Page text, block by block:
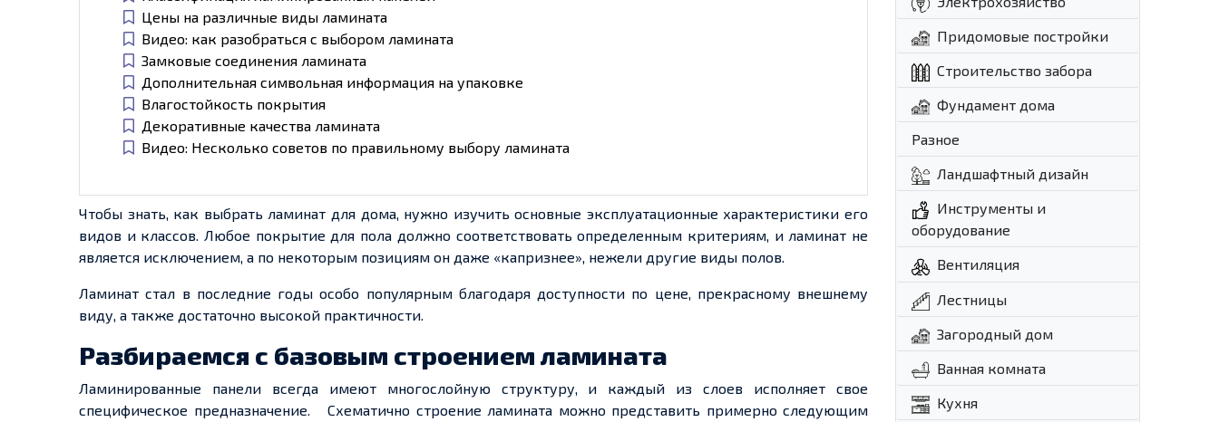
Цены на различные виды ламината
Видео: как разобраться с выбором ламината
Замковые соединения ламината
Дополнительная символьная информация на упаковке
Влагостойкость покрытия
Декоративные качества ламината
Видео: Несколько советов по правильному выбору ламината
Чтобы знать, как выбрать ламинат для дома, нужно изучить основные эксплуатационные характеристики его
видов и классов. Любое покрытие для пола должно соответствоватьопределенным критериям, и ламинат не
является исключением, а по некоторым позициям он даже «капризнее», нежели другие виды полов.
Ламинат стал в последние годы особо популярным благодаря доступности по цене, прекрасному внешнему
виду, а также достаточно высокой практичности.
Разбираемся с базовым строением ламината
Ламинированные панели всегда имеют многослойную структуру, и каждый изслоев исполняетсвое
специфическое предназначение.
Схематично строение ламината можно представить примерно следующим
Придомовые постройки
Строительство забора
Фундамент дома
Разное
Ландшафтный дизайн
Инструменты и
оборудование
Вентиляция
Лестницы
Загородный дом
Ванная комната
Кухня